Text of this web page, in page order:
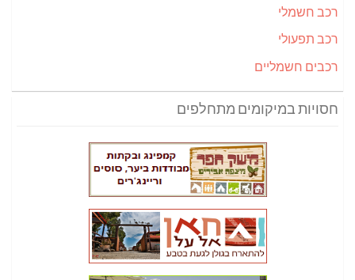
רכב חשמלי
רכב תפעולי
רכבים חשמליים
חסויות במיקומים מתחלפים